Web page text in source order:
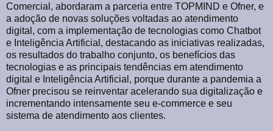
Comercial, abordaram a parceria entre TOPMIND e Ofner, e
a adoção de novas soluções voltadas ao atendimento
digital, com a implementação de tecnologias como Chatbot
e Inteligência Artificial, destacando as iniciativas realizadas,
os resultados do trabalho conjunto, os benefícios das
tecnologias e as principais tendências em atendimento
digital e Inteligência Artificial, porque durante a pandemia a
Ofner precisou se reinventar acelerando sua digitalização e
incrementando intensamente seu e-commerce e seu
sistema de atendimento aos clientes.